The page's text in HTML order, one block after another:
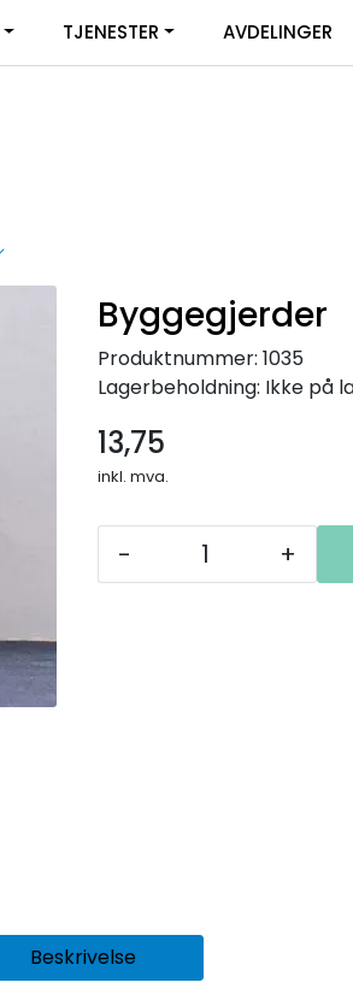
TJENESTER AVDELINGER
Byggegjerder
Produktnummer: 1035
Lagerbeholdning: Ikke på
13,75
inkl. mva.
- +
Beskrivelse